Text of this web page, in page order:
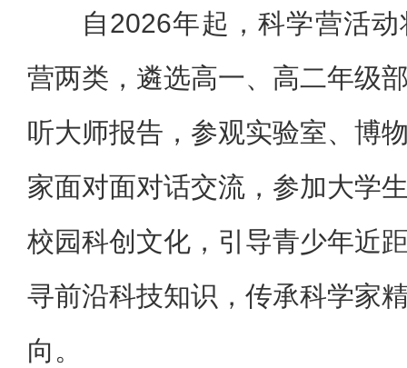
自2026年起，科学营活
营两类，遴选高一、高二年级
听大师报告，参观实验室、博
家面对面对话交流，参加大学
校园科创文化，引导青少年近
寻前沿科技知识，传承科学家
向。